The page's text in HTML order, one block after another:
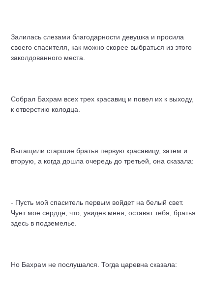
Залилась слезами благодарности девушка и просила
своего спасителя, как можно скорее выбраться из этого
заколдованного места.
Собрал Бахрам всех трех красавиц и повел их к выходу,
к отверстию колодца.
Вытащили старшие братья первую красавицу, затем и
вторую, а когда дошла очередь до третьей, она сказала:
- Пусть мой спаситель первым войдет на белый свет.
Чует мое сердце, что, увидев меня, оставят тебя, братья
здесь в подземелье.
Но Бахрам не послушался. Тогда царевна сказала: